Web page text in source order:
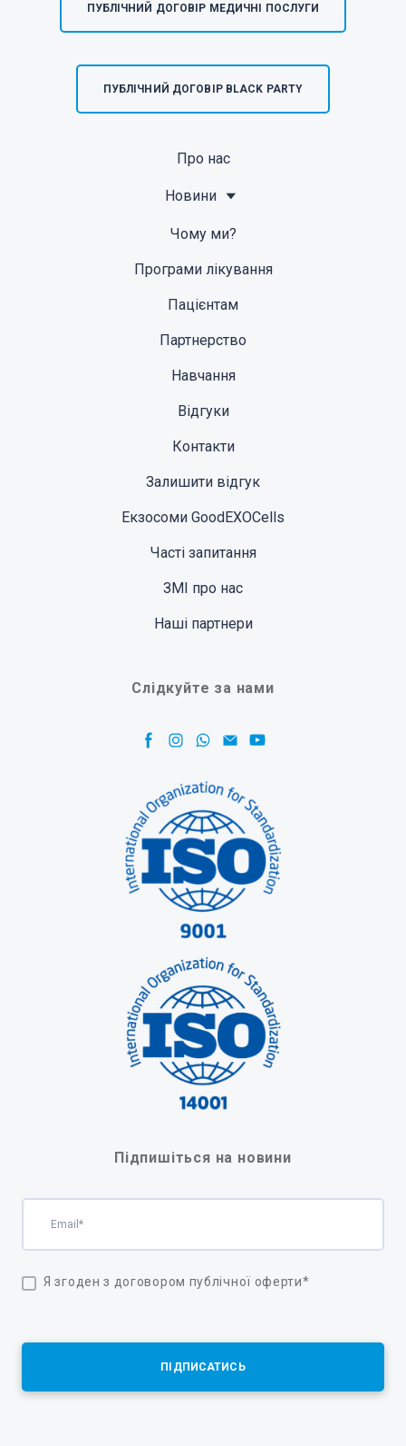
ПУБЛІЧНИЙ ДОГОВІР МЕДИЧНІ ПОСЛУГИ
ПУБЛІЧНИЙ ДОГОВІР BLACK PARTY
Про нас
Новини
Чому ми?
Програми лікування
Пацієнтам
Партнерство
Навчання
Відгуки
Контакти
Залишити відгук
Екзосоми GoodEXOCells
Часті запитання
ЗМІ про нас
Наші партнери
Слідкуйте за нами
Підпишіться на новини
Я згоден з договором публічної оферти*
ПІДПИСАТИСЬ